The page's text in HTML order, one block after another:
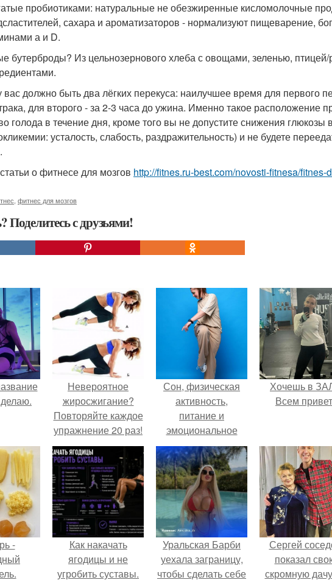
пробиотиками: натуральные не обезжиренные кисломолочные
сахара и ароматизаторов - нормализуют пищеварение,
а и D.
бутерброды? Из цельнозернового хлеба с овощами, зеленью,
вас должно быть два лёгких перекуса: наилучшее время для первого
для второго - за 2-3 часа до ужина. Именно такое расположение
голода в течение дня, кроме того вы не допустите снижения
усталость, слабость, раздражительность) и не будете
о фитнесе для мозгов http://fitnes.ru-best.com/novosti-fitnesa/fitnes-
фитнес для мозгов
Поделитесь с друзьями!
Невероятное
жиросжигание?
Повторяйте каждое
упражнение 20 раз!
Сон, физическая
активность,
питание и
эмоциональное
состояние!
Хочешь в
Всем
-
Как накачать
ягодицы и не
угробить суставы.
Уральская Барби
уехала заграницу,
чтобы сделать себе
Сергей
показал
скромную